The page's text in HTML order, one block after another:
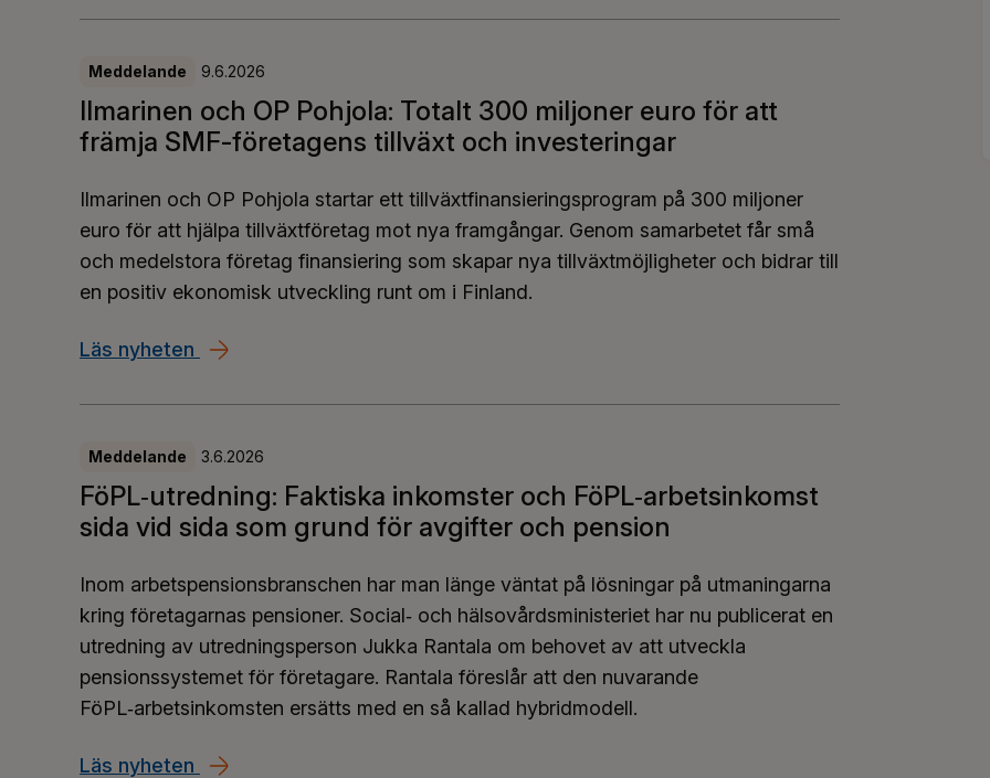
Meddelande 9.6.2026
Ilmarinen och OP Pohjola: Totalt 300 miljoner euro för att
främja SMF-företagens tillväxt och investeringar
Ilmarinen och OP Pohjola startar ett tillväxtfinansieringsprogram på 300 miljoner
euro för att hjälpa tillväxtföretag mot nya framgångar. Genom samarbetet får små
och medelstora företag finansiering som skapar nya tillväxtmöjligheter och bidrar till
en positiv ekonomisk utveckling runt om i Finland.
Läs nyheten Ilmarinen och OP Pohjola: Totalt 300 miljoner euro för att främja SMF-företagens
Meddelande 3.6.2026
FöPL‑utredning: Faktiska inkomster och FöPL‑arbetsinkomst
sida vid sida som grund för avgifter och pension
Inom arbetspensionsbranschen har man länge väntat på lösningar på utmaningarna
kring företagarnas pensioner. Social‑ och hälsovårdsministeriet har nu publicerat en
utredning av utredningsperson Jukka Rantala om behovet av att utveckla
pensionssystemet för företagare. Rantala föreslår att den nuvarande
FöPL‑arbetsinkomsten ersätts med en så kallad hybridmodell.
Läs nyheten FöPL‑utredning: Faktiska inkomster och FöPL‑arbetsinkomst sida vid sida som